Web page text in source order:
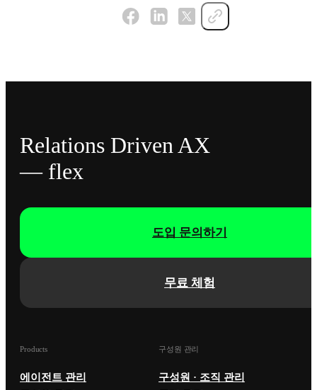
Relations Driven AX
— flex
무료 체험
도입 문의하기
Products
에이전트 관리
구성원 관리
구성원 · 조직 관리